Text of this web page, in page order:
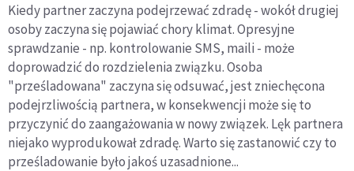
Kiedy partner zaczyna podejrzewać zdradę - wokół drugiej
osoby zaczyna się pojawiać chory klimat. Opresyjne
sprawdzanie - np. kontrolowanie SMS, maili - może
doprowadzić do rozdzielenia związku. Osoba
"prześladowana" zaczyna się odsuwać, jest zniechęcona
podejrzliwością partnera, w konsekwencji może się to
przyczynić do zaangażowania w nowy związek. Lęk partnera
niejako wyprodukował zdradę. Warto się zastanowić czy to
prześladowanie było jakoś uzasadnione...